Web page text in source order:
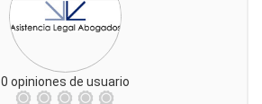
0 opiniones de usuario